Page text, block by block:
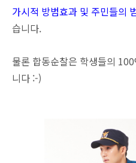
가시적 방범효과 및 주민들의
습니다.
물론 합동순찰은 학생들의
니다 :-)